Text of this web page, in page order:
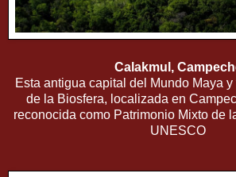
Calakmul,
Esta antigua capital del Mundo Maya
de la Biosfera, localizada en
reconocida como Patrimonio Mixto de
UNESCO